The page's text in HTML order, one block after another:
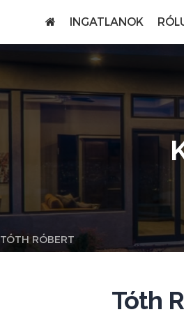
INGATLANOK
TÓTH RÓBERT
Tóth